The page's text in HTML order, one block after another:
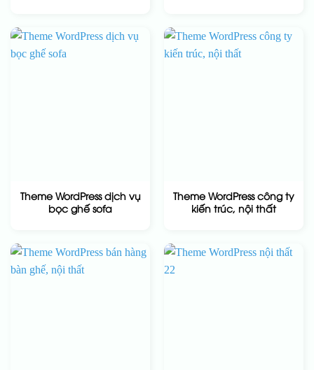
Theme WordPress dịch vụ
bọc ghế sofa
Theme WordPress công ty
kiến trúc, nội thất